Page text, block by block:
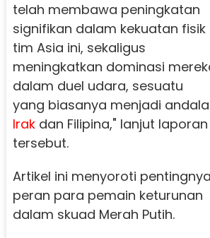
telah membawa peningkatan
signifikan dalam kekuatan fisik
tim Asia ini, sekaligus
meningkatkan dominasi
dalam duel udara, sesuatu
yang biasanya menjadi
Irakdan Filipina," lanjut laporan
tersebut.
Artikel ini menyoroti pentingnya
peran para pemain keturunan
dalam skuad Merah Putih.